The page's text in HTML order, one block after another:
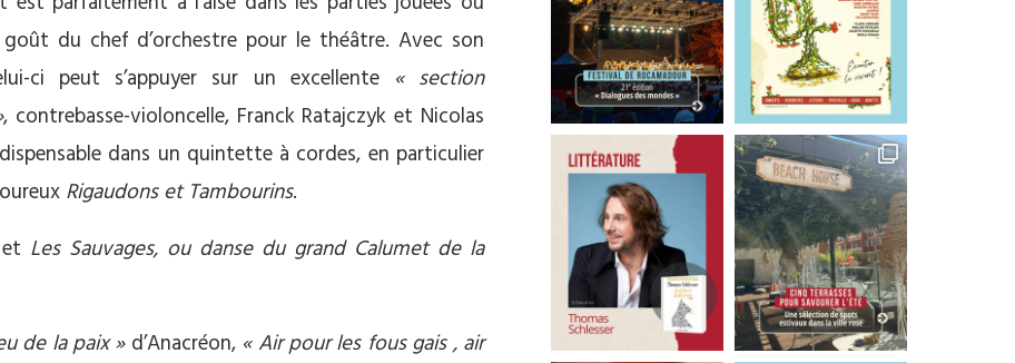
du chef d’orchestre pour le théâtre. Avec son
ci peut s’appuyer sur un excellente « section
, contrebasse-violoncelle, Franck Ratajczyk et Nicolas
dans un quintette à cordes, en particulier
Rigaudons et Tambourins.
et Les Sauvages, ou danse du grand Calumet de la
de la paix »d’Anacréon, « Air pour les fous gais , air